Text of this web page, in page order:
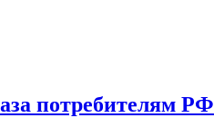
потребителям РФ